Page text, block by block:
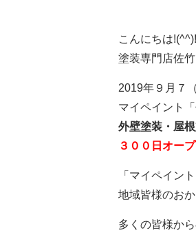
こんにちは!(^^)!
塗装専門店佐竹
2019年９月７
マイペイント
外壁塗装・屋
３００日オー
「マイペイン
地域皆様のお
多くの皆様か